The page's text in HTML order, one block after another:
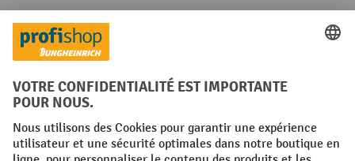
Réseaux sociaux
Facebook
YouTube
LinkedInInstagram
Conditions générales Mentions légales